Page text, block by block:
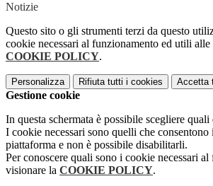
Notizie
Questo sito o gli strumenti terzi da questo
cookie necessari al funzionamento ed utili
COOKIE POLICY.
Personalizza Rifiuta tutti i cookies Accetta
Gestione cookie
In questa schermata è possibile scegliere
I cookie necessari sono quelli che
piattaforma e non è possibile disabilitarli.
Per conoscere quali sono i cookie necessari
visionare la COOKIE POLICY.